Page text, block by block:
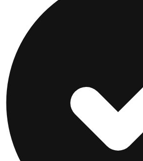
PayPal es un lugar para enviar y
tener un cheque de pago a largo
dinero del día a día está disperso,
corriente
Current es una aplicación bancaria
mínimo. Los miembros pueden
antes, ganar hasta 4.00% de APY
sin comisiones. Es una base
en una aplicación de pagos.